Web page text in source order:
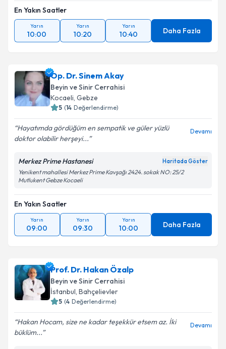
En Yakın Saatler
Yarın
10:00
Yarın
10:20
Yarın
10:40 Daha Fazla
Op. Dr. Sinem Akay
Beyin ve Sinir Cerrahisi
Kocaeli, Gebze
5 (14 Değerlendirme)
Hayatımda gördüğüm en sempatik ve güler yüzlü
doktor olabilir herşeyi...
Devamı
Merkez Prime Hastanesi Haritada Göster
Yenikent mahallesi Merkez Prime Kavşağı 2424. sokak NO: 25/2
Mutlukent Gebze Kocaeli
En Yakın Saatler
Yarın
09:00
Yarın
09:30
Yarın
10:00 Daha Fazla
Prof. Dr. Hakan Özalp
Beyin ve Sinir Cerrahisi
İstanbul, Bahçelievler
5 (4 Değerlendirme)
Hakan Hocam, size ne kadar teşekkür etsem az. İki
büklüm...
Devamı